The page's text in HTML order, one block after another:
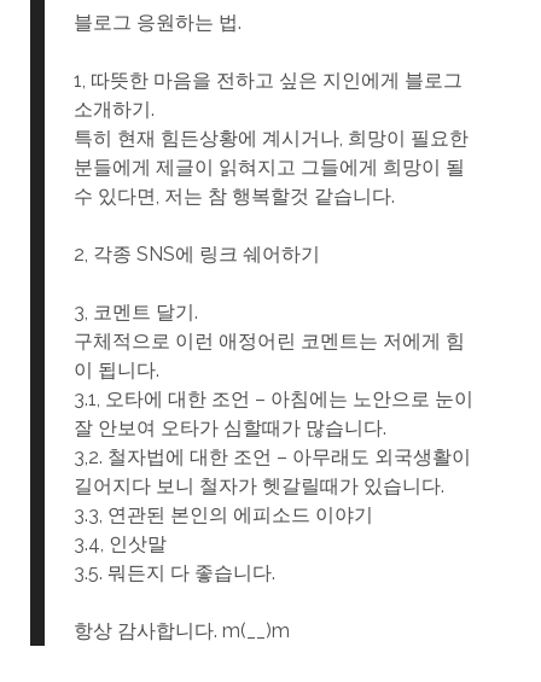
블로그 응원하는 법.
1, 따뜻한 마음을 전하고 싶은 지인에게 블로그
소개하기.
특히 현재 힘든상황에 계시거나, 희망이 필요한
분들에게 제글이 읽혀지고 그들에게 희망이 될
수 있다면, 저는 참 행복할것 같습니다.
2, 각종 SNS에 링크 쉐어하기
3, 코멘트 달기.
구체적으로 이런 애정어린 코멘트는 저에게 힘
이 됩니다.
3.1, 오타에 대한 조언 – 아침에는 노안으로 눈이
잘 안보여 오타가 심할때가 많습니다.
3,2. 철자법에 대한 조언 – 아무래도 외국생활이
길어지다 보니 철자가 헷갈릴때가 있습니다.
3.3, 연관된 본인의 에피소드 이야기
3.4, 인삿말
3.5. 뭐든지 다 좋습니다.
항상 감사합니다. m(__)m